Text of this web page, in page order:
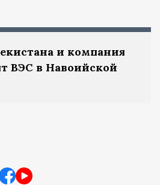
и компания
ВЭС в Навоийской